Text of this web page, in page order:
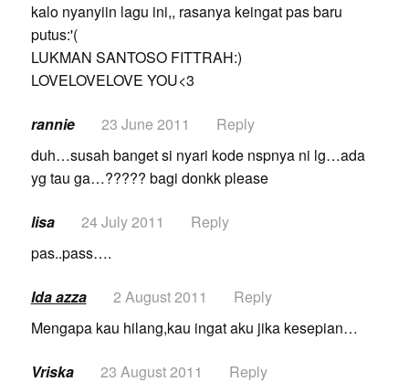
kalo nyanyiin lagu ini,, rasanya keingat pas baru
putus:'(
LUKMAN SANTOSO FITTRAH:)
LOVELOVELOVE YOU<3
rannie 23 June 2011
Reply
duh…susah banget si nyari kode nspnya ni lg…ada
yg tau ga…????? bagi donkk please
lisa 24 July 2011
Reply
pas..pass….
Ida azza 2 August 2011
Reply
Mengapa kau hilang,kau ingat aku jika kesepian…
Vriska 23 August 2011 Reply